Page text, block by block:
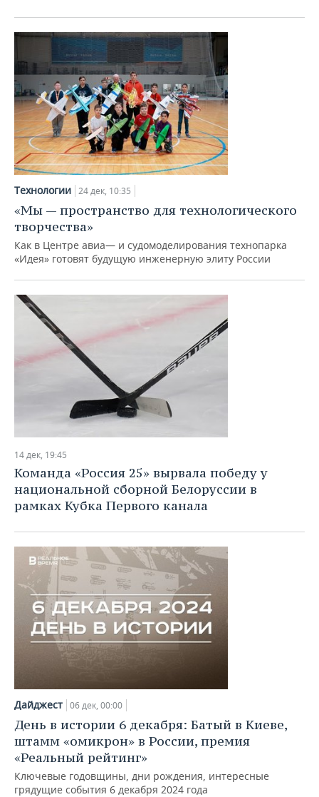
Технологии 24 дек, 10:35
«Мы — пространство для технологического
творчества»
Как в Центре авиа— и судомоделирования технопарка
«Идея» готовят будущую инженерную элиту России
14 дек, 19:45
Команда «Россия 25» вырвала победу у
национальной сборной Белоруссии в
рамках Кубка Первого канала
Дайджест 06 дек, 00:00
День в истории 6 декабря: Батый в Киеве,
штамм «омикрон» в России, премия
«Реальный рейтинг»
Ключевые годовщины, дни рождения, интересные
грядущие события 6 декабря 2024 года